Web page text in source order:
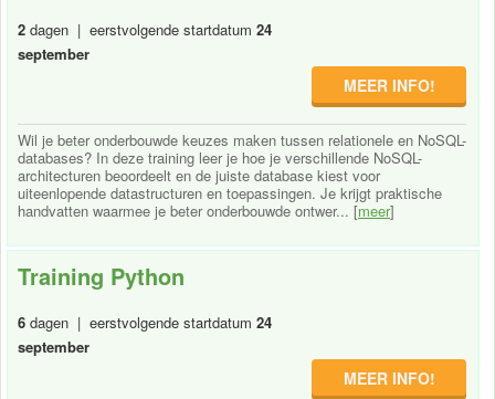
2 dagen | eerstvolgende startdatum 24
september
MEER INFO!
Wil je beter onderbouwde keuzes maken tussen relationele en NoSQL-
databases? In deze training leer je hoe je verschillende NoSQL-
architecturen beoordeelt en de juiste database kiest voor
uiteenlopende datastructuren en toepassingen. Je krijgt praktische
handvatten waarmee je beter onderbouwde ontwer... [meer]
Training Python
6 dagen | eerstvolgende startdatum 24
september
MEER INFO!